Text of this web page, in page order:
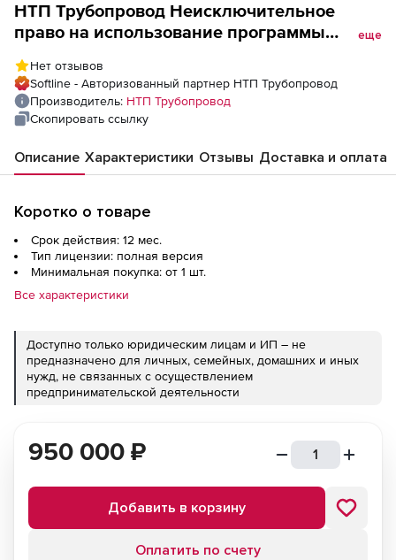
НТП Трубопровод Неисключительное
право на использование программы
12 месяцев), Тарифный план
“Образовательный”, пакет
&quot;Максимальный&quot;, 50 рабочих
еще
Нет отзывов
Softline - Авторизованный партнер НТП Трубопровод
Производитель: НТП Трубопровод
Скопировать ссылку
Описание Характеристики Отзывы Доставка и оплата
Коротко о товаре
Срок действия: 12 мес.
Тип лицензии: полная версия
Минимальная покупка: от 1 шт.
Все характеристики
Доступно только юридическим лицам и ИП – не
предназначено для личных, семейных, домашних и иных
нужд, не связанных с осуществлением
предпринимательской деятельности
950 000 ₽
Добавить в корзину
Оплатить по счету